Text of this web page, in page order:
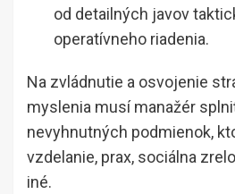
od detailných javov
operatívneho riadenia.
Na zvládnutie a osvojenie
myslenia musí manažér
nevyhnutných podmienok,
vzdelanie, prax, sociálna
iné.